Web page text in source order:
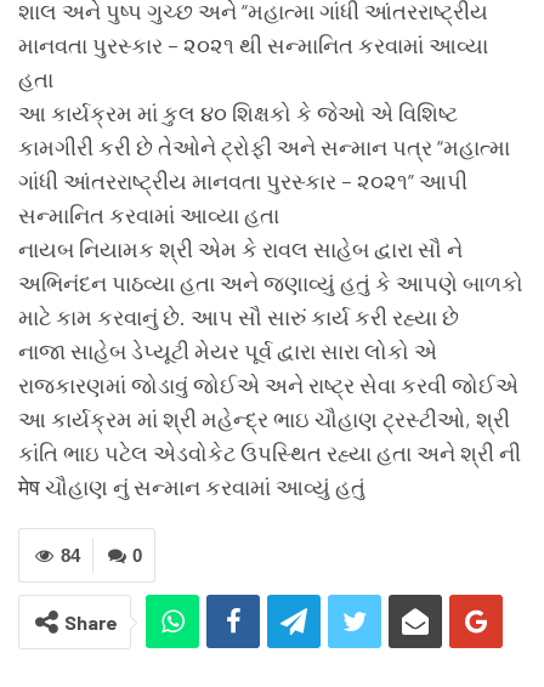
શાલ અને પુષ્પ ગુચ્છ અને “મહાત્મા ગાંધી આંતરરાષ્ટ્રીય
માનવતા પુરસ્કાર – ૨૦૨૧ થી સન્માનિત કરવામાં આવ્યા
હતા
આ કાર્યક્રમ માં કુલ ૪૦ શિક્ષકો કે જેઓ એ વિશિષ્ટ
કામગીરી કરી છે તેઓને ટ્રોફી અને સન્માન પત્ર “મહાત્મા
ગાંધી આંતરરાષ્ટ્રીય માનવતા પુરસ્કાર – ૨૦૨૧” આપી
સન્માનિત કરવામાં આવ્યા હતા
નાયબ નિયામક શ્રી એમ કે રાવલ સાહેબ દ્વારા સૌ ને
અભિનંદન પાઠવ્યા હતા અને જણાવ્યું હતું કે આપણે બાળકો
માટે કામ કરવાનું છે. આપ સૌ સારું કાર્ય કરી રહ્યા છે
નાજા સાહેબ ડેપ્યૂટી મેયર પૂર્વ દ્વારા સારા લોકો એ
રાજકારણમાં જોડાવું જોઈએ અને રાષ્ટ્ર સેવા કરવી જોઈએ
આ કાર્યક્રમ માં શ્રી મહેન્દ્ર ભાઇ ચૌહાણ ટ્રસ્ટીઓ, શ્રી
કાંતિ ભાઇ પટેલ એડવોકેટ ઉપસ્થિત રહ્યા હતા અને શ્રી ની
मेष ચૌહાણ નું સન્માન કરવામાં આવ્યું હતું
0
84
Share